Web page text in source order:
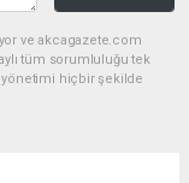
ve akcagazete.com
tüm sorumluluğu tek
yönetimi hiçbir şekilde